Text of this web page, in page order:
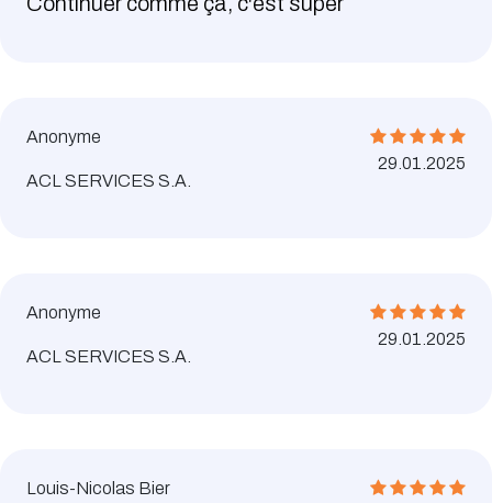
Anonyme
ACL SERVICES S.A.
29.01.2025
Anonyme
ACL SERVICES S.A.
29.01.2025
Louis-Nicolas Bier